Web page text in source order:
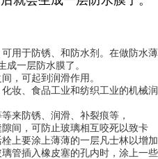
用于防锈、和防水剂。在做防水薄
一层防水膜了。
，可起到润滑作用。
妆、食品工业和纺织工业的机械润
来防锈、润滑、补裂痕等，
间，可防止玻璃相互咬死以致卡
上要涂上薄薄的一层凡士林以增加
管插入橡皮塞的孔内时，涂上一些